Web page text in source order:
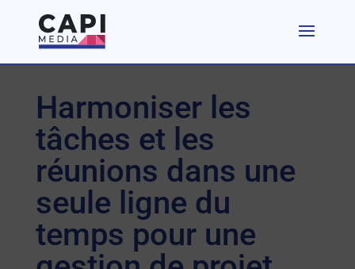
Harmoniser les
tâches et les
réunions dans une
seule ligne du
temps pour une